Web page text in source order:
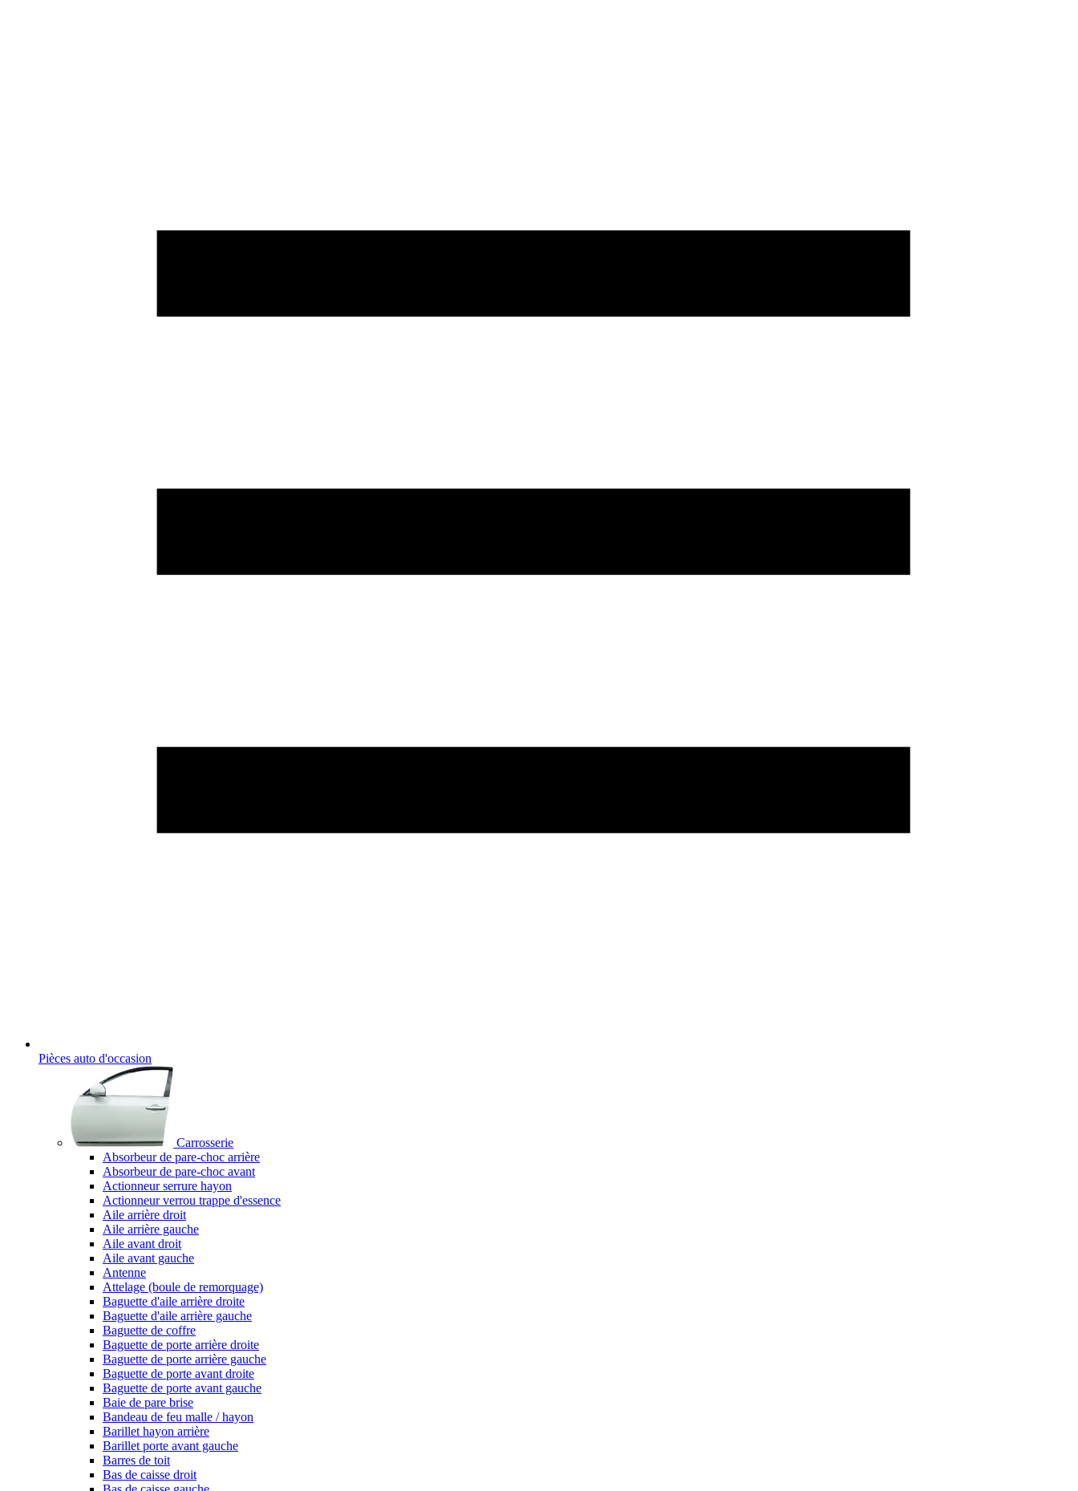
Pièces auto d'occasion
Carrosserie
Absorbeur de pare-choc arrière
Absorbeur de pare-choc avant
Actionneur serrure hayon
Actionneur verrou trappe d'essence
Aile arrière droit
Aile arrière gauche
Aile avant droit
Aile avant gauche
Antenne
Attelage (boule de remorquage)
Baguette d'aile arrière droite
Baguette d'aile arrière gauche
Baguette de coffre
Baguette de porte arrière droite
Baguette de porte arrière gauche
Baguette de porte avant droite
Baguette de porte avant gauche
Baie de pare brise
Bandeau de feu malle / hayon
Barillet hayon arrière
Barillet porte avant gauche
Barres de toit
Bas de caisse droit